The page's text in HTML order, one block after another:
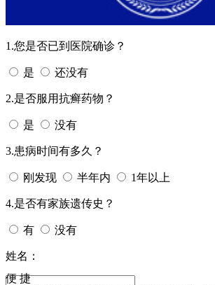
1.您是否已到医院确诊？
是 还没有
2.是否服用抗癣药物？
是 没有
3.患病时间有多久？
刚发现 半年内 1年以上
4.是否有家族遗传史？
有 没有
姓名：
便 捷